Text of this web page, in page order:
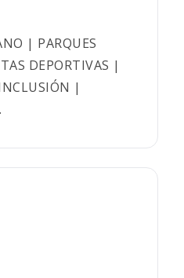
| PARQUES
DEPORTIVAS |
|